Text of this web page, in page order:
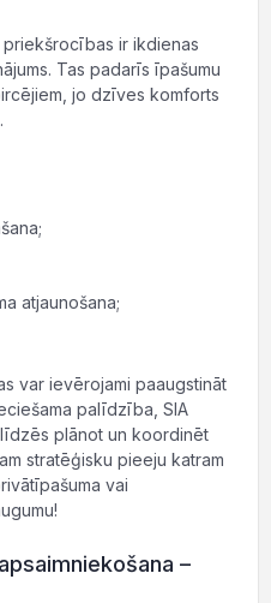
ir ikdienas
Tas padarīs īpašumu
jo dzīves komforts
atjaunošana;
var ievērojami paaugstināt
palīdzība, SIA
plānot un koordinēt
stratēģisku pieeju katram
vai
–